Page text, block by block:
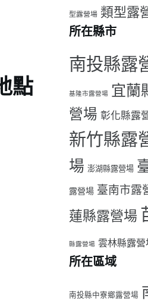
點
型露營場 類型露
所在縣市
南投縣露
基隆市露營場 宜蘭
營場 彰化縣露
新竹縣露
場 澎湖縣露營場
露營場 臺南市露
蓮縣露營場
縣露營場 雲林縣露營
所在區域
南投縣中寮鄉露營場